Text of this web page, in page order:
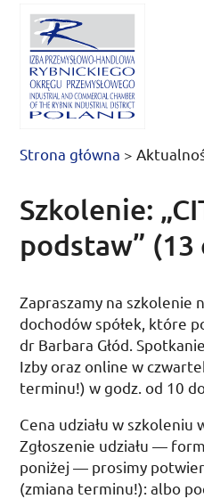
Strona główna >
Szkolenie:
podstaw” (13
Zapraszamy na szkolenie
dochodów spółek, które
dr Barbara Głód.
Izby oraz online w
terminu!) wgodz. od 10
Cena udziału w szkoleniu
Zgłoszenie udziału —
poniżej — prosimy
(zmiana terminu!): albo